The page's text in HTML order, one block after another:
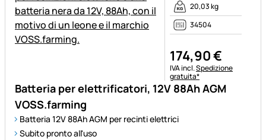
Batteria per elettrificatori, 12V 88Ah AGM
VOSS.farming
Batteria 12V 88Ah AGM per recinti elettrici
Subito pronto all'uso
20,03 kg
34504
174,90€
Informazioni fiscali:
IVA incl.Spedizione
gratuita*